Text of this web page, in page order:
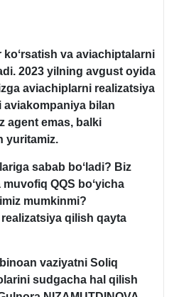
va aviachiptalarni
2023 yilning avgust oyida
aviachiplarni realizatsiya
aviakompaniya bilan
agent emas, balki
yuritamiz.
sabab boʻladi? Biz
QQS boʻyicha
mumkinmi?
qilish qayta
vaziyatni Soliq
sudgacha hal qilish